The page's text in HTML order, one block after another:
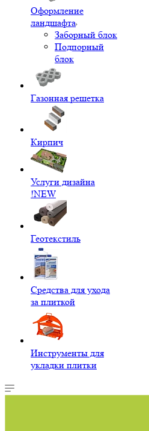
Оформление
ландшафта
Заборный блок
Подпорный
блок
Газонная решетка
Кирпич
Услуги дизайна
!NEW
Геотекстиль
Средства для ухода
за плиткой
Инструменты для
укладки плитки